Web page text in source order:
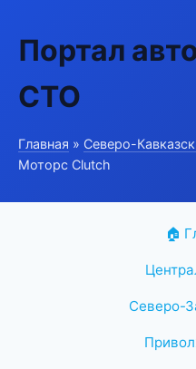
Портал
СТО
Главная » Северо-
Моторс Clutch
🏠
Северо-